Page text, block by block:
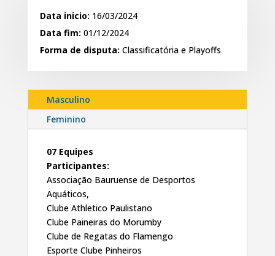
Data inicio: 16/03/2024
Data fim: 01/12/2024
Forma de disputa: Classificatória e Playoffs
Masculino
Feminino
07 Equipes
Participantes:
Associação Bauruense de Desportos
Aquáticos,
Clube Athletico Paulistano
Clube Paineiras do Morumby
Clube de Regatas do Flamengo
Esporte Clube Pinheiros